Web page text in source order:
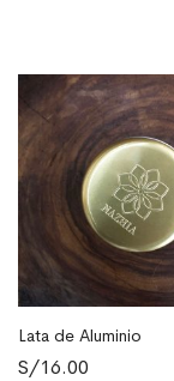
AÑADIR AL CARRITO
Lata de Aluminio
S/16.00